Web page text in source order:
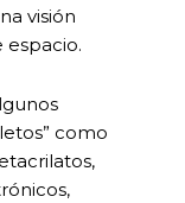
visión
espacio.
como